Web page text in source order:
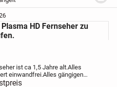
HD Fernseher zu
ist ca 1,5 Jahre alt.Alles
einwandfrei.Alles gängigen
sind